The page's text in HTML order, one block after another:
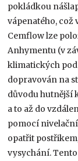
pokládkou
vápenatého, což
Cemflow lze
Anhymentu (v
klimatických
dopravován na
důvodu hutnější
a to až do
pomocí
opatřit
vysychání.